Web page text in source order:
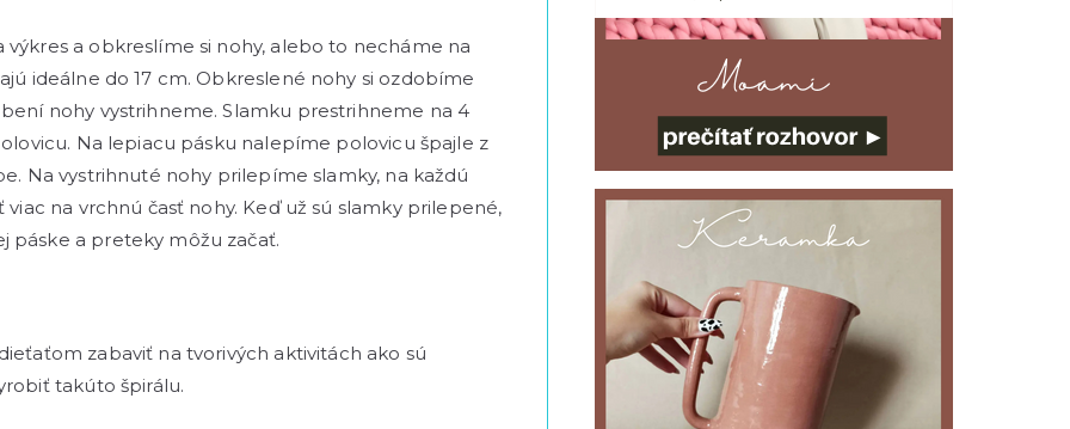
a obkreslíme si nohy, alebo to necháme na
ideálne do 17 cm. Obkreslené nohy si ozdobíme
nohy vystrihneme. Slamku prestrihneme na 4
Na lepiacu pásku nalepíme polovicu špajle z
Na vystrihnuté nohy prilepíme slamky, na každú
na vrchnú časť nohy. Keď už sú slamky prilepené,
páske a preteky môžu začať.
zabaviť na tvorivých aktivitách ako sú
takúto špirálu.